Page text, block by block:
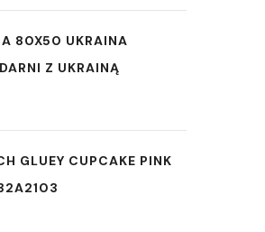
80X50 UKRAINA
Z UKRAINĄ
GLUEY CUPCAKE PINK